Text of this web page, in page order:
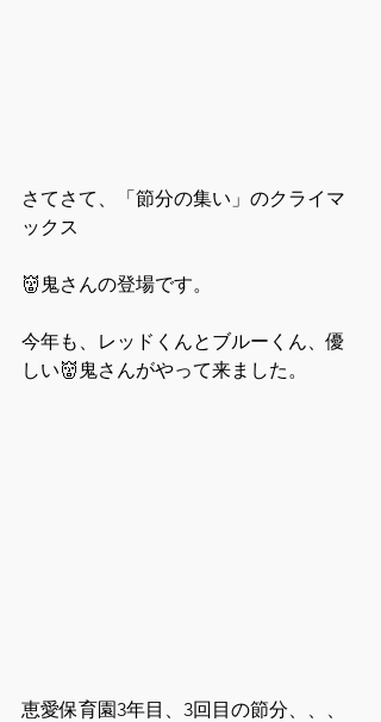
さてさて、「節分の集い」のクライマ
ックス
👹鬼さんの登場です。
今年も、レッドくんとブルーくん、優
しい👹鬼さんがやって来ました。
恵愛保育園3年目、3回目の節分、、、